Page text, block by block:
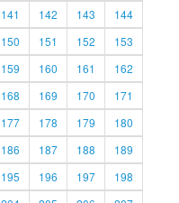
141 142 143
144
150 151 152
153
159 160 161
162
168 169 170
171
177 178 179
180
186 187 188
189
195 196 197
198